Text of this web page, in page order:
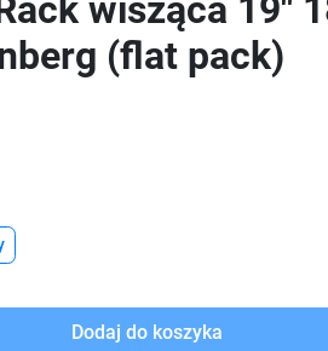
wisząca 19"
(flat pack)
Dodaj do koszyka